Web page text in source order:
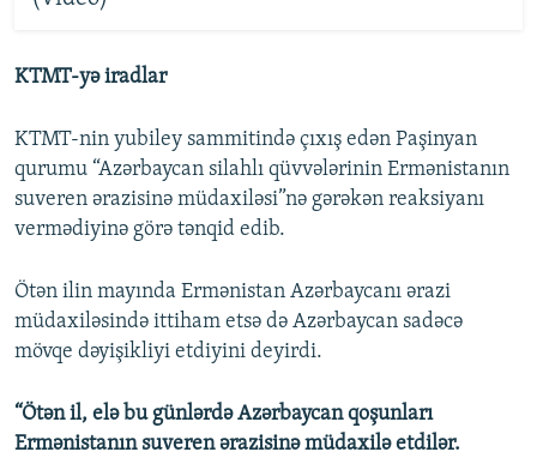
KTMT-yə iradlar
KTMT-nin yubiley sammitində çıxış edən Paşinyan
qurumu “Azərbaycan silahlı qüvvələrinin Ermənistanın
suveren ərazisinə müdaxiləsi”nə gərəkən reaksiyanı
vermədiyinə görə tənqid edib.
Ötən ilin mayında Ermənistan Azərbaycanı ərazi
müdaxiləsində ittiham etsə də Azərbaycan sadəcə
mövqe dəyişikliyi etdiyini deyirdi.
“Ötən il, elə bu günlərdə Azərbaycan qoşunları
Ermənistanın suveren ərazisinə müdaxilə etdilər.